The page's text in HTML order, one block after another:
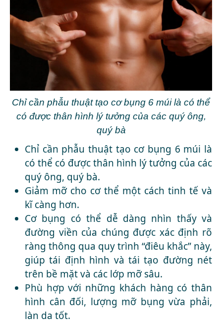
Chỉ cần phẫu thuật tạo cơ bụng 6 múi là có thể
có được thân hình lý tưởng của các quý ông,
quý bà
Chỉ cần phẫu thuật tạo cơ bụng 6 múi là
có thể có được thân hình lý tưởng của các
quý ông, quý bà.
Giảm mỡ cho cơ thể một cách tinh tế và
kĩ càng hơn.
Cơ bụng có thể dễ dàng nhìn thấy và
đường viền của chúng được xác định rõ
ràng thông qua quy trình “điêu khắc” này,
giúp tái định hình và tái tạo đường nét
trên bề mặt và các lớp mỡ sâu.
Phù hợp với những khách hàng có thân
hình cân đối, lượng mỡ bụng vừa phải,
làn da tốt.